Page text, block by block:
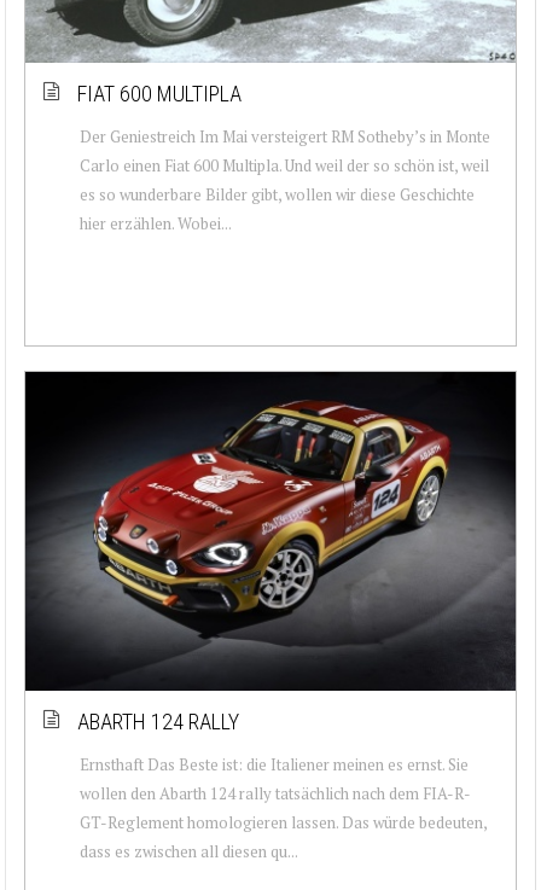
FIAT 600 MULTIPLA
Der Geniestreich Im Mai versteigert RM Sotheby’s in Monte
Carlo einen Fiat 600 Multipla. Und weil der so schön ist, weil
es so wunderbare Bilder gibt, wollen wir diese Geschichte
hier erzählen. Wobei...
ABARTH 124 RALLY
Ernsthaft Das Beste ist: die Italiener meinen es ernst. Sie
wollen den Abarth 124 rally tatsächlich nach dem FIA-R-
GT-Reglement homologieren lassen. Das würde bedeuten,
dass es zwischen all diesen qu...